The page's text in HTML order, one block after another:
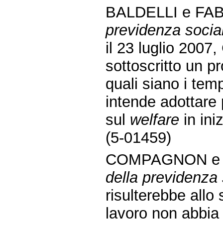
BALDELLI e
previdenza
il 23 luglio
sottoscritto un
quali siano i
intende
sul welfare in
(5-01459)
COMPAGNON
della previdenza
risulterebbe allo
lavoro non